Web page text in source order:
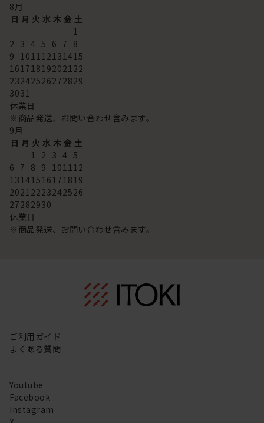
8月
日 月 火 水 木 金 土
1
2 3 4 5 6 7 8
9 101112131415
16171819202122
23242526272829
3031
休業日
※商品発送、お問い合わせ含みます。
9月
日 月 火 水 木 金 土
1 2 3 4 5
6 7 8 9 101112
13141516171819
20212223242526
27282930
休業日
※商品発送、お問い合わせ含みます。
ご利用ガイド
よくある質問
Youtube
Facebook
Instagram